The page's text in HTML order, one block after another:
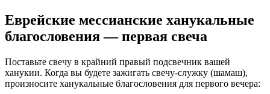
Еврейские мессианские ханукальные
благословения — первая свеча
Поставьте свечу в крайний правый подсвечник вашей
ханукии. Когда вы будете зажигать свечу-служку (шамаш),
произносите ханукальные благословения для первого вечера: